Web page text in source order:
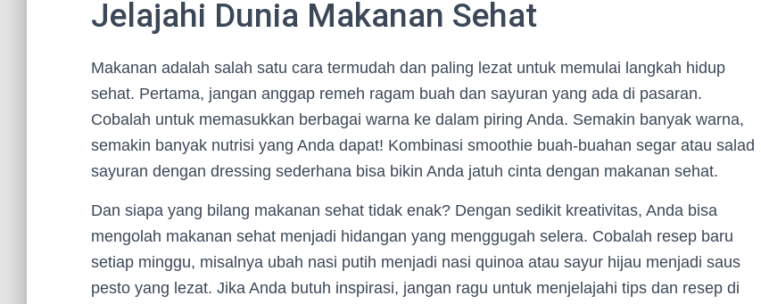
Jelajahi Dunia Makanan Sehat
Makanan adalah salah satu cara termudah dan paling lezat untuk memulai langkah hidup
sehat. Pertama, jangan anggap remeh ragam buah dan sayuran yang ada di pasaran.
Cobalah untuk memasukkan berbagai warna ke dalam piring Anda. Semakin banyak warna,
semakin banyak nutrisi yang Anda dapat! Kombinasi smoothie buah-buahan segar atau salad
sayuran dengan dressing sederhana bisa bikin Anda jatuh cinta dengan makanan sehat.
Dan siapa yang bilang makanan sehat tidak enak? Dengan sedikit kreativitas, Anda bisa
mengolah makanan sehat menjadi hidangan yang menggugah selera. Cobalah resep baru
setiap minggu, misalnya ubah nasi putih menjadi nasi quinoa atau sayur hijau menjadi saus
pesto yang lezat. Jika Anda butuh inspirasi, jangan ragu untuk menjelajahi tips dan resep di